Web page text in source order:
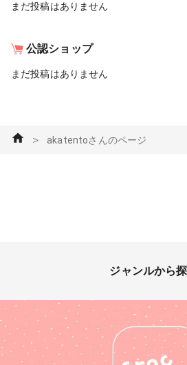
まだ投稿はありません
公認ショップ
まだ投稿はありません
＞ akatentoさんのページ
ジャンルから